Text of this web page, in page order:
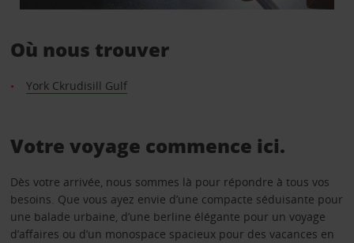
Où nous trouver
York Ckrudisill Gulf
Votre voyage commence ici.
Dès votre arrivée, nous sommes là pour répondre à tous vos
besoins. Que vous ayez envie d’une compacte séduisante pour
une balade urbaine, d’une berline élégante pour un voyage
d’affaires ou d’un monospace spacieux pour des vacances en